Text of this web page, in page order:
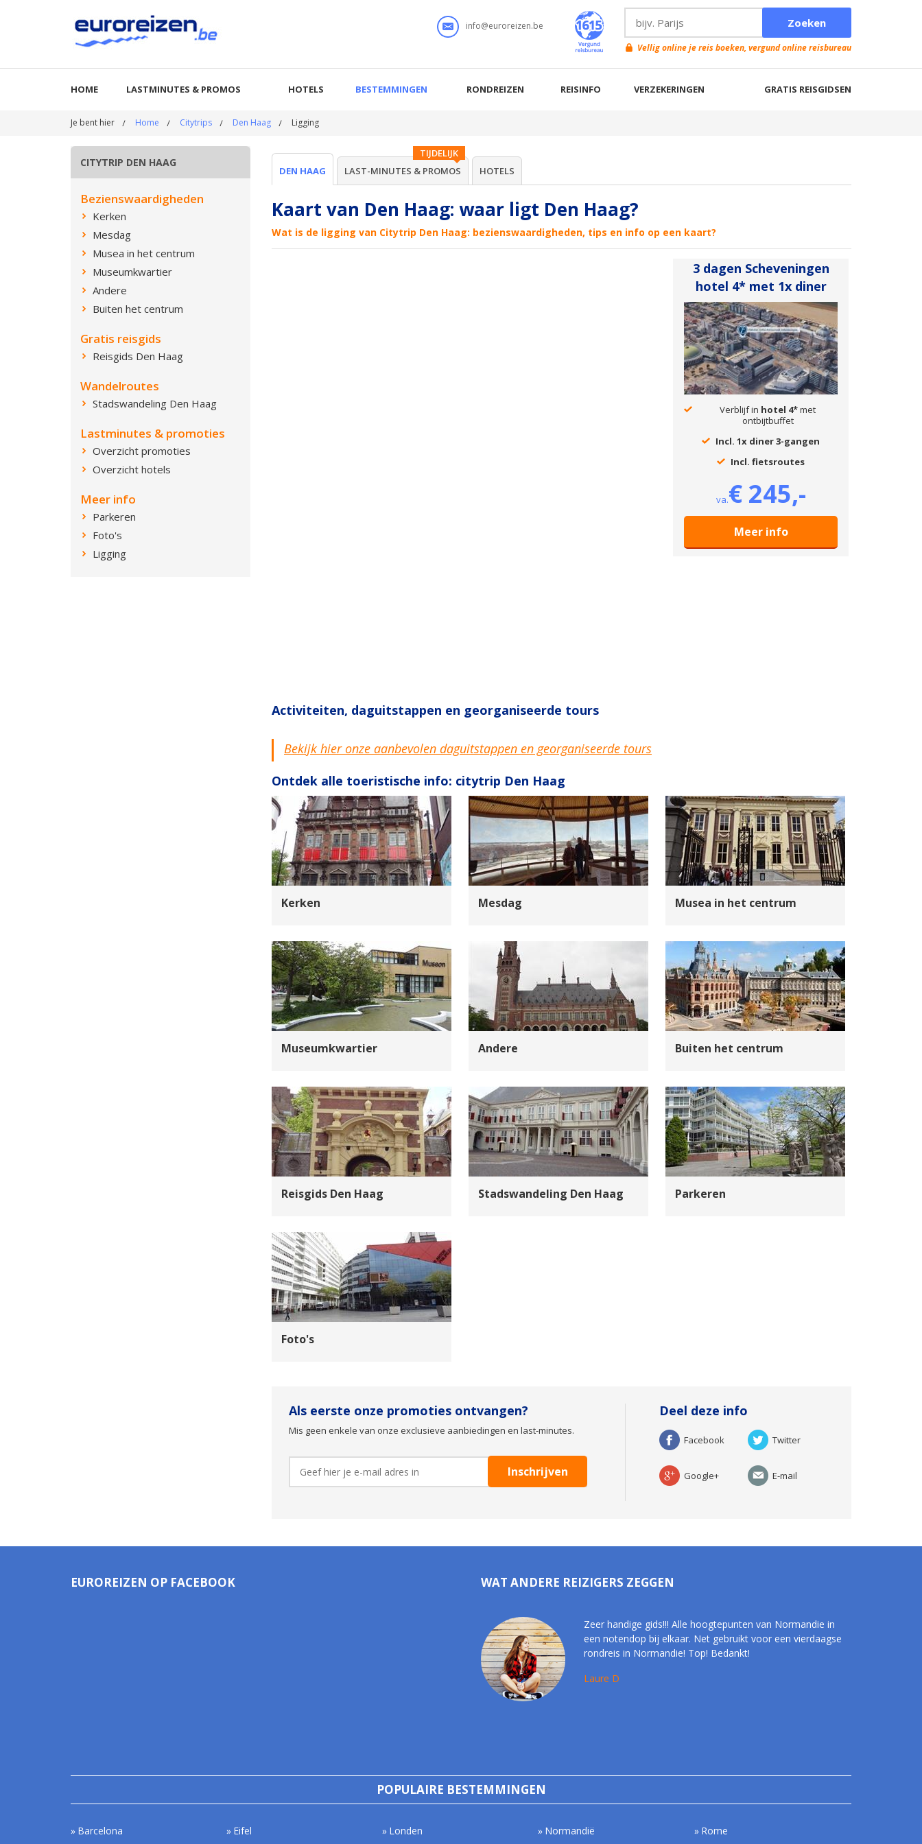
info@euroreizen.be
Vellig online je reis boeken, vergund online reisbureau
HOME LASTMINUTES & PROMOS HOTELS BESTEMMINGEN RONDREIZEN REISINFO VERZEKERINGEN GRATIS REISGIDSEN
Je bent hier Home Citytrips Den Haag Ligging
CITYTRIP DEN HAAG
Bezienswaardigheden
Kerken
Mesdag
Musea in het centrum
Museumkwartier
Andere
Buiten het centrum
Gratis reisgids
Reisgids Den Haag
Wandelroutes
Stadswandeling Den Haag
Lastminutes & promoties
Overzicht promoties
Overzicht hotels
Meer info
Parkeren
Foto's
Ligging
DEN HAAG
TIJDELIJK
LAST-MINUTES & PROMOS
HOTELS
Kaart van Den Haag: waar ligt Den Haag?
Wat is de ligging van Citytrip Den Haag: bezienswaardigheden, tips en info op een kaart?
3 dagen Scheveningen
hotel 4* met 1x diner
Verblijf in hotel 4*met
ontbijtbuffet
Incl. 1x diner 3-gangen
Incl. fietsroutes
va.€ 245,-
Meer info
Activiteiten, daguitstappen en georganiseerde tours
Bekijk hier onze aanbevolen daguitstappen en georganiseerde tours
Ontdek alle toeristische info: citytrip Den Haag
Kerken Mesdag Musea in het centrum
Museumkwartier Andere Buiten het centrum
Reisgids Den Haag Stadswandeling Den Haag Parkeren
Foto's
Als eerste onze promoties ontvangen?
Mis geen enkele van onze exclusieve aanbiedingen en last-minutes.
Deel deze info
Facebook Twitter
Google+ E-mail
EUROREIZEN OP FACEBOOK WAT ANDERE REIZIGERS ZEGGEN
Zeer handige gids!!! Alle hoogtepunten van Normandie in
een notendop bij elkaar. Net gebruikt voor een vierdaagse
rondreis in Normandie! Top! Bedankt!
Laure D
POPULAIRE BESTEMMINGEN
Barcelona Eifel Londen Normandië Rome